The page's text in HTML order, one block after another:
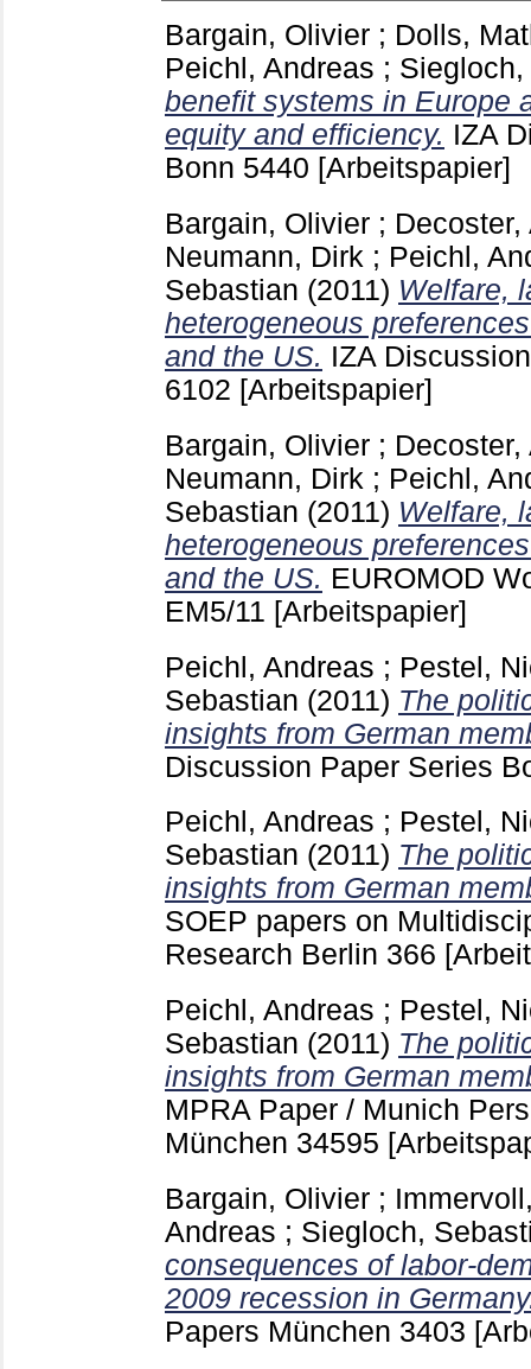
Bargain, Olivier ; Dolls,
Peichl, Andreas ;
benefit systems in Europe
equity and efficiency. IZA
Bonn 5440 [Arbeitspapier]
Bargain, Olivier ; Decoster,
Neumann, Dirk ; Peichl,
Sebastian (2011) Welfare,
heterogeneous
and the US. IZA
6102 [Arbeitspapier]
Bargain, Olivier ; Decoster,
Neumann, Dirk ; Peichl,
Sebastian (2011) Welfare,
heterogeneous
and the US. EUROMOD
EM5/11 [Arbeitspapier]
Peichl, Andreas ; Pestel,
Sebastian (2011) The
insights from German
Discussion Paper Series
Peichl, Andreas ; Pestel,
Sebastian (2011) The
insights from German
SOEP papers on
Research Berlin 366
Peichl, Andreas ; Pestel,
Sebastian (2011) The
insights from German
MPRA Paper / Munich
München 34595
Bargain, Olivier ;
Andreas ; Siegloch,
consequences of labor-
2009 recession in
Papers München 3403